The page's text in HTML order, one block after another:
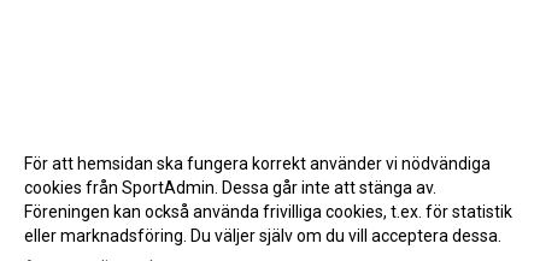
För att hemsidan ska fungera korrekt använder vi nödvändiga
cookies från SportAdmin. Dessa går inte att stänga av.
Föreningen kan också använda frivilliga cookies, t.ex. för statistik
eller marknadsföring. Du väljer själv om du vill acceptera dessa.